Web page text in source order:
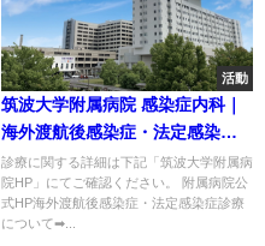
活動
筑波大学附属病院 感染症内科｜
海外渡航後感染症・法定感染症
診療のご案内
診療に関する詳細は下記「筑波大学附属病
院HP」にてご確認ください。 附属病院公
式HP海外渡航後感染症・法定感染症診療
について➡...